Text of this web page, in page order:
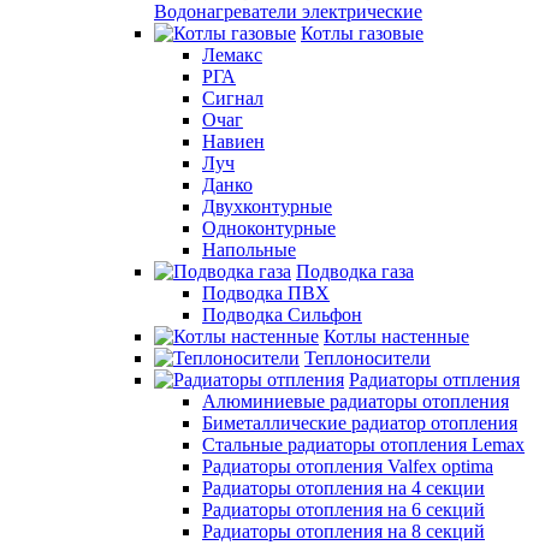
Водонагреватели электрические
Котлы газовые
Лемакс
РГА
Сигнал
Очаг
Навиен
Луч
Данко
Двухконтурные
Одноконтурные
Напольные
Подводка газа
Подводка ПВХ
Подводка Сильфон
Котлы настенные
Теплоносители
Радиаторы отпления
Алюминиевые радиаторы отопления
Биметаллические радиатор отопления
Стальные радиаторы отопления Lemax
Радиаторы отопления Valfex optima
Радиаторы отопления на 4 секции
Радиаторы отопления на 6 секций
Радиаторы отопления на 8 секций